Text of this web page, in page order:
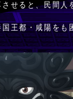
せると、民間
王都・咸陽を